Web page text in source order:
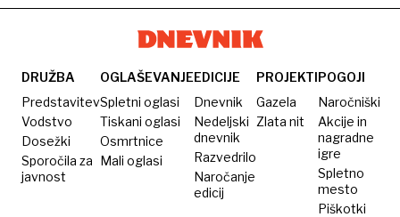
izvedel
hekerski
napad
tisočakov?
Na
slovenskih
cestah
nov
kitajski
adut
vse
močnejše:
kaj se v
resnici
dogaja
na
nebu?
DRUŽBA
Predstavitev
Vodstvo
Dosežki
Sporočila za
javnost
OGLAŠEVANJE
Spletni oglasi
Tiskani oglasi
Osmrtnice
Mali oglasi
EDICIJE
Dnevnik
Nedeljski
dnevnik
Razvedrilo
Naročanje
edicij
PROJEKTI
Gazela
Zlata nit
POGOJI
Naročniški
Akcije in
nagradne
igre
Spletno
mesto
Piškotki